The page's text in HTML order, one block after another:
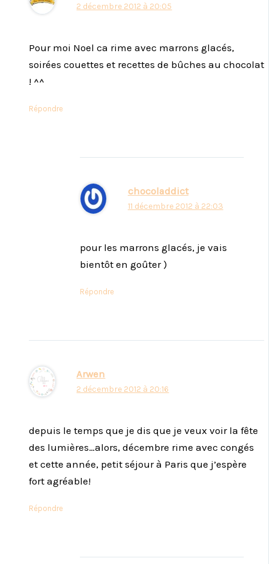
2 décembre 2012 à 20:05
Pour moi Noel ca rime avec marrons glacés,
soirées couettes et recettes de bûches au chocolat
! ^^
Répondre
chocoladdict
11 décembre 2012 à 22:03
pour les marrons glacés, je vais
bientôt en goûter )
Répondre
Arwen
2 décembre 2012 à 20:16
depuis le temps que je dis que je veux voir la fête
des lumières…alors, décembre rime avec congés
et cette année, petit séjour à Paris que j’espère
fort agréable!
Répondre